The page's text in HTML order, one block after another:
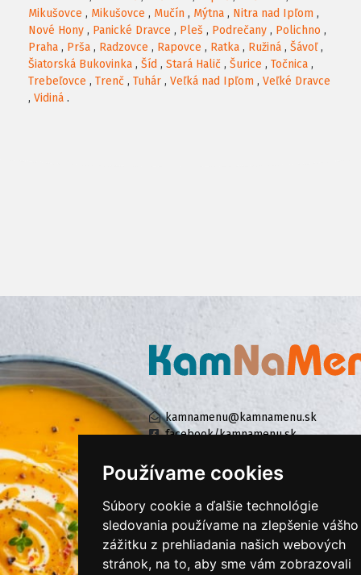
Používame cookies
Súbory cookie a ďalšie technológie
sledovania používame na zlepšenie vášho
zážitku z prehliadania našich webových
stránok, na to, aby sme vám zobrazovali
Mikušovce , Mikušovce , Mučín , Mýtna , Nitra nad Ipľom ,
Nové Hony , Panické Dravce , Pleš , Podrečany , Polichno ,
Praha , Prša , Radzovce , Rapovce , Ratka , Ružiná , Šávoľ,
Šiatorská Bukovinka , Šíd , Stará Halič , Šurice , Točnica ,
Trebeľovce , Trenč , Tuhár , Veľká nad Ipľom , Veľké Dravce
, Vidiná .
kamnamenu@kamnamenu.sk
facebook/kamnamenu.sk
KONTAKTUJTE NÁS
PRIHLÁSIŤ SA DO ZÁKAZNÍCKEJ ZÓNY